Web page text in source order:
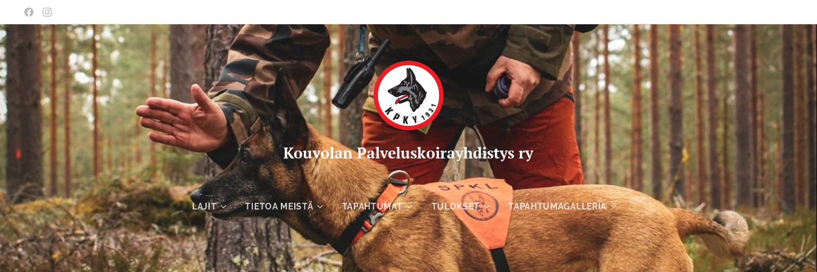
Kouvolan Palveluskoirayhdistys ry
LAJIT TIETOA MEISTÄ TAPAHTUMAT TULOKSET TAPAHTUMAGALLERIA